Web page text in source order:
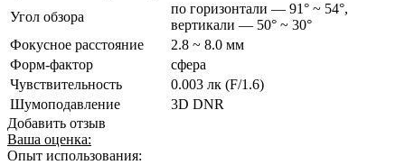
Угол обзора
по горизонтали — 91° ~ 54°,
вертикали — 50° ~ 30°
Фокусное расстояние
2.8 ~ 8.0 мм
Форм-фактор
сфера
Чувствительность
0.003 лк (F/1.6)
Шумоподавление
3D DNR
Добавить отзыв
Ваша оценка:
Опыт использования: